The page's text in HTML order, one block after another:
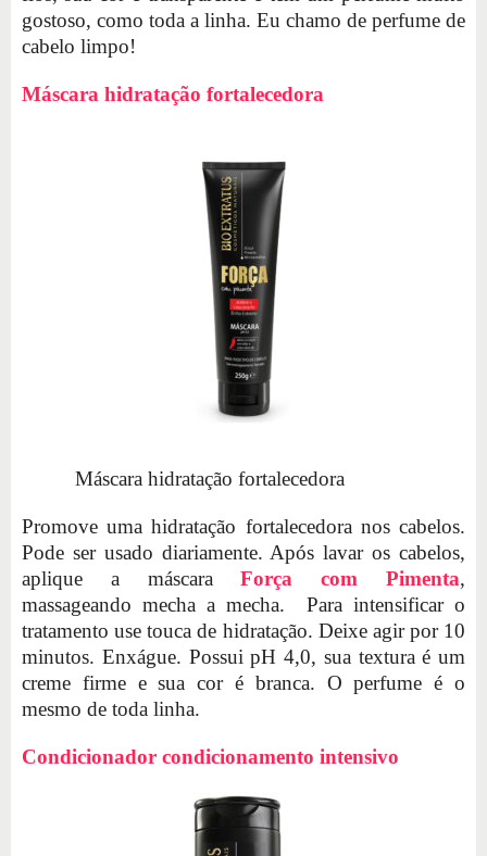
gostoso, como toda a linha. Eu chamo de perfume de
cabelo limpo!
Máscara hidratação fortalecedora
Máscara hidratação fortalecedora
Promove uma hidratação fortalecedora nos cabelos.
Pode ser usado diariamente. Após lavar os cabelos,
aplique a máscaraForça com Pimenta,
massageando mecha a mecha. Para intensificar o
tratamento use touca de hidratação. Deixe agir por 10
minutos. Enxágue. Possui pH 4,0, sua textura é um
creme firme e sua cor é branca. O perfume é o
mesmo de toda linha.
Condicionador condicionamento intensivo